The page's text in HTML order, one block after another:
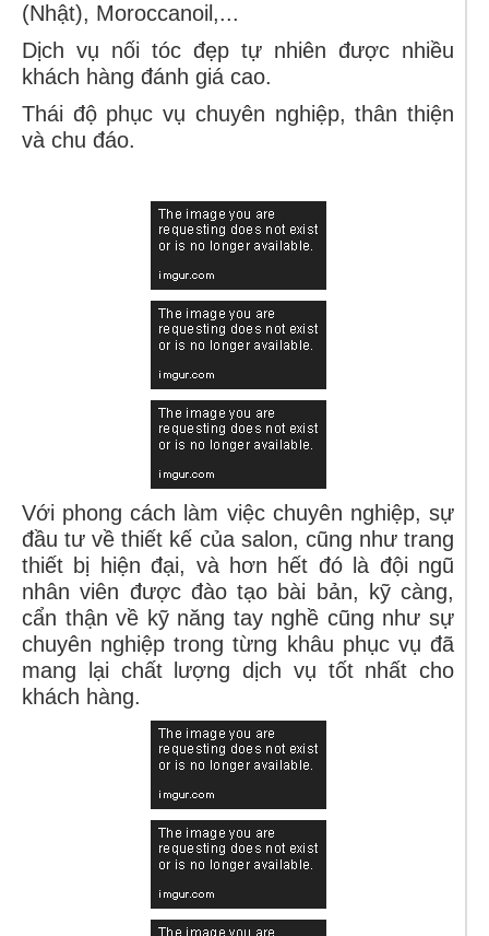
(Nhật), Moroccanoil,...
Dịch vụ nối tóc đẹp tự nhiên được nhiều
khách hàng đánh giá cao.
Thái độ phục vụ chuyên nghiệp, thân thiện
và chu đáo.
Với phong cách làm việc chuyên nghiệp, sự
đầu tư về thiết kế của salon, cũng như trang
thiết bị hiện đại, và hơn hết đó là đội ngũ
nhân viên được đào tạo bài bản, kỹ càng,
cẩn thận về kỹ năng tay nghề cũng như sự
chuyên nghiệp trong từng khâu phục vụ đã
mang lại chất lượng dịch vụ tốt nhất cho
khách hàng.